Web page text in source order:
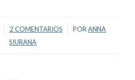
2 COMENTARIOS
/ POR ANNA
SIURANA